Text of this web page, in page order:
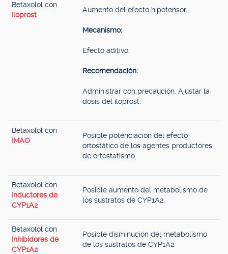
Betaxolol con
Iloprost
Aumento del efecto hipotensor.
Mecanismo:
Efecto aditivo.
Recomendación:
Administrar con precaución. Ajustar la
dosis del iloprost.
Betaxolol con
IMAO
Posible potenciación del efecto
ortostático de los agentes productores
de ortostatismo.
Betaxolol con
Inductores de
CYP1A2
Posible aumento del metabolismo de
los sustratos de CYP1A2.
Betaxolol con
Inhibidores de
CYP1A2
Posible disminución del metabolismo
de los sustratos de CYP1A2.